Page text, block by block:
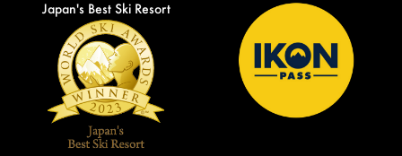
Japan's Best Ski Resort